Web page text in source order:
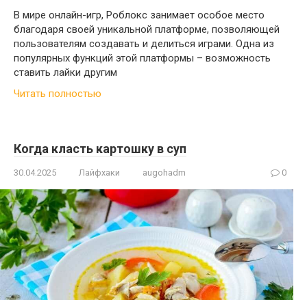
В мире онлайн-игр, Роблокс занимает особое место
благодаря своей уникальной платформе, позволяющей
пользователям создавать и делиться играми. Одна из
популярных функций этой платформы – возможность
ставить лайки другим
Читать полностью
Когда класть картошку в суп
30.04.2025 Лайфхаки augohadm 0